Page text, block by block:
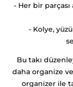
- Her bir parçası
- Kolye,
Bu takı
daha organize
organizer ile